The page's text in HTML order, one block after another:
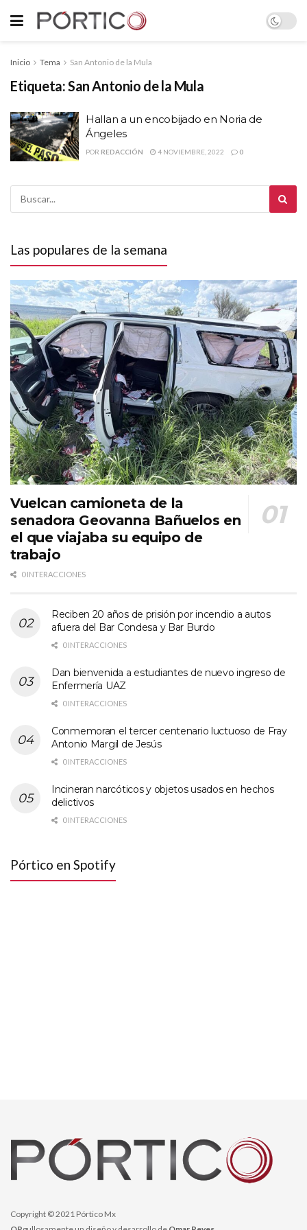
Inicio Tema San Antonio de la Mula
Etiqueta:San Antonio de la Mula
Hallan a un encobijado en Noria de
Ángeles
POR REDACCIÓN 4 NOVIEMBRE, 2022 0
Las populares de la semana
Vuelcan camioneta de la
senadora Geovanna Bañuelos en
el que viajaba su equipo de
trabajo
0 INTERACCIONES
Reciben 20 años de prisión por incendio a autos
afuera del Bar Condesa y Bar Burdo
0 INTERACCIONES
Dan bienvenida a estudiantes de nuevo ingreso de
Enfermería UAZ
0 INTERACCIONES
Conmemoran el tercer centenario luctuoso de Fray
Antonio Margil de Jesús
0 INTERACCIONES
Incineran narcóticos y objetos usados en hechos
delictivos
0 INTERACCIONES
Pórtico en Spotify
Copyright © 2021 Pórtico Mx